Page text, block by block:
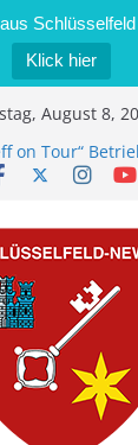
Klick hier
August 8,
on Tour“
in
bietet
an
im Wert von